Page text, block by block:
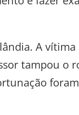
A vítima
tampou o